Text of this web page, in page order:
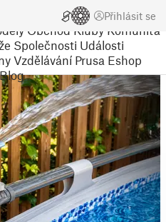
Přihlásit se
Obchod Kluby Komunita
Společnosti Události
Vzdělávání Prusa Eshop
měsíce ve velkém